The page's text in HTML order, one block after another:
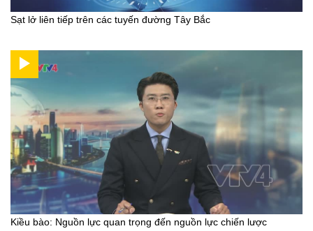
Sạt lở liên tiếp trên các tuyến đường Tây Bắc
Kiều bào: Nguồn lực quan trọng đến nguồn lực chiến lược